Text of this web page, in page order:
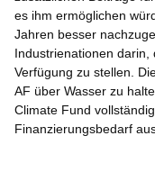
es ihm ermöglichen
Jahren besser
Industrienationen darin,
Verfügung zu stellen.
AF über Wasser zu
Climate Fund
Finanzierungsbedarf